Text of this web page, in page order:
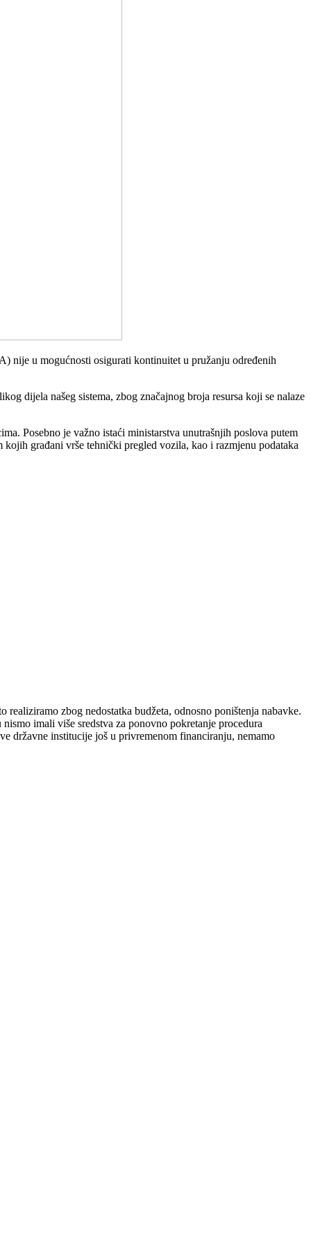
nije u mogućnosti osigurati kontinuitet u pružanju određenih
dijela našeg sistema, zbog značajnog broja resursa koji se nalaze
Posebno je važno istaći ministarstva unutrašnjih poslova putem
građani vrše tehnički pregled vozila, kao i razmjenu podataka
zbog nedostatka budžeta, odnosno poništenja nabavke.
imali više sredstva za ponovno pokretanje procedura
državne institucije još u privremenom financiranju, nemamo